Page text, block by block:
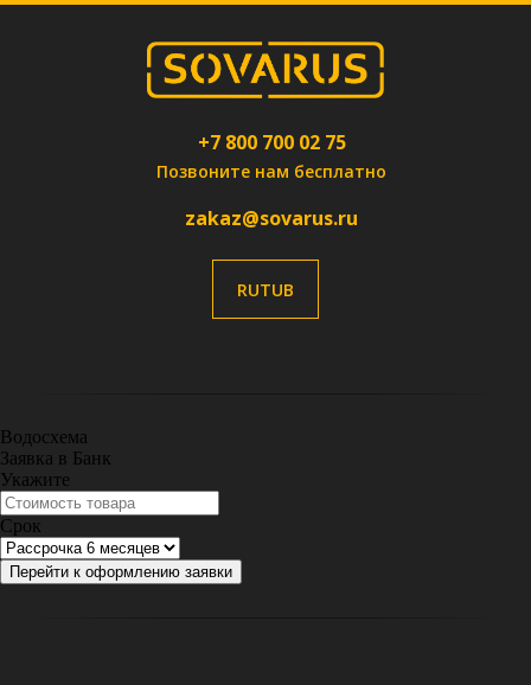
+7 800 700 02 75
Позвоните нам бесплатно
zakaz@sovarus.ru
RUTUB
Водосхема
Заявка в Банк
Укажите
Срок
Перейти к оформлению заявки